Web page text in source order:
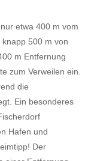
etwa 400 m vom
500 m von
m Entfernung
zum Verweilen ein.
die
Ein besonderes
Hafen und
Der